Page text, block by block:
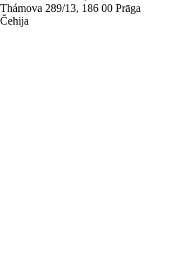
Thámova 289/13, 186 00 Prāga
Čehija